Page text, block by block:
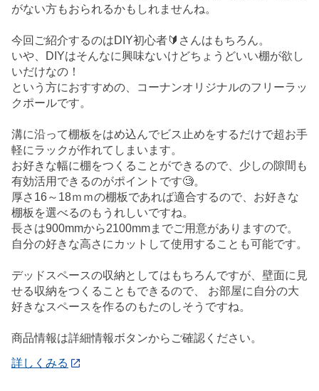
がない方もおられるかもしれませんね。
今回ご紹介するのはDIY初心者🔰さんはもちろん。
いや、DIYはそんなに興味ないけどちょうどいい棚が欲し
いだけなの！
という方におすすめの、コーナンオリジナルのフリーラッ
クポールです。
溝に沿って棚板をはめ込んでビス止めをするだけで超お手
軽にラックが作れてしまいます。
お好きな幅に棚をつくることができるので、少しの隙間も
有効活用できるのがポイントです🧐。
厚さ16～18ｍｍの棚板であれば適合するので、お好きな
棚板を選べるのもうれしいですね。
長さは900mmから2100mmまでご用意がありますので。
自分の好きな高さにカットして使用することも可能です。
デッドスペースの収納としてはもちろんですが、壁面に見
せる収納をつくることもできるので、 お部屋に自分の大
好きなスペースを作るのもたのしそうですね。
商品情報は詳細情報ボタンからご確認ください。
詳しくみる